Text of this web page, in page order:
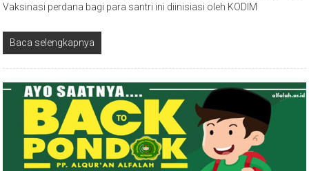
Vaksinasi perdana bagi para santri ini diinisiasi oleh KODIM
Baca selengkapnya